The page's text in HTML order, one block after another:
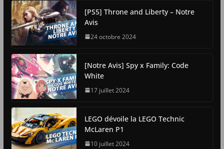
[PS5] Throne and Liberty – Notre
Avis
24 octobre 2024
[Notre Avis] Spy x Family: Code
White
17 juillet 2024
LEGO dévoile la LEGO Technic
McLaren P1
10 juillet 2024